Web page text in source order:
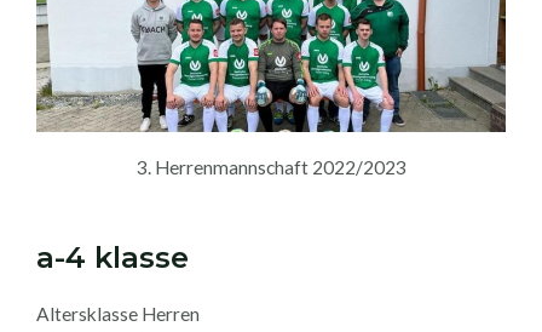
a-4 klasse
Altersklasse Herren
3. Herrenmannschaft 2022/2023